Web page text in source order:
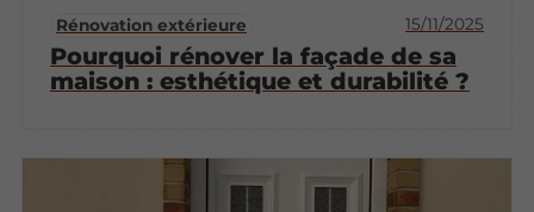
Rénovation extérieure 15/11/2025
Pourquoi rénover la façade de sa
maison : esthétique et durabilité ?